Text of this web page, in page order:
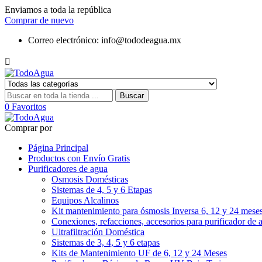
Enviamos a toda la república
Comprar de nuevo
Correo electrónico: info@tododeagua.mx

Buscar
0 Favoritos
Comprar por
Página Principal
Productos con Envío Gratis
Purificadores de agua
Osmosis Domésticas
Sistemas de 4, 5 y 6 Etapas
Equipos Alcalinos
Kit mantenimiento para ósmosis Inversa 6, 12 y 24
Conexiones, refacciones, accesorios para purificador de
Ultrafiltración Doméstica
Sistemas de 3, 4, 5 y 6 etapas
Kits de Mantenimiento UF de 6, 12 y 24 Meses